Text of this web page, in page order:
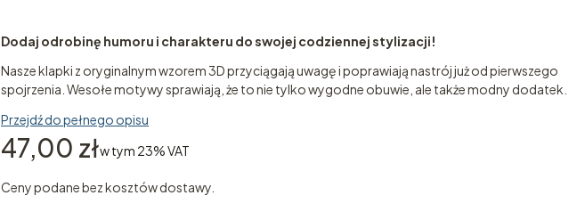
Dodaj odrobinę humoru i charakteru do swojej codziennej stylizacji!
Nasze klapki z oryginalnym wzorem 3D przyciągają uwagę i poprawiają nastrój już od pierwszego
spojrzenia. Wesołe motywy sprawiają, że to nie tylko wygodne obuwie, ale także modny dodatek.
Przejdź do pełnego opisu
Cena
47,00 złw tym 23% VAT
w tym 23%VAT
Ceny podane bez kosztów dostawy.